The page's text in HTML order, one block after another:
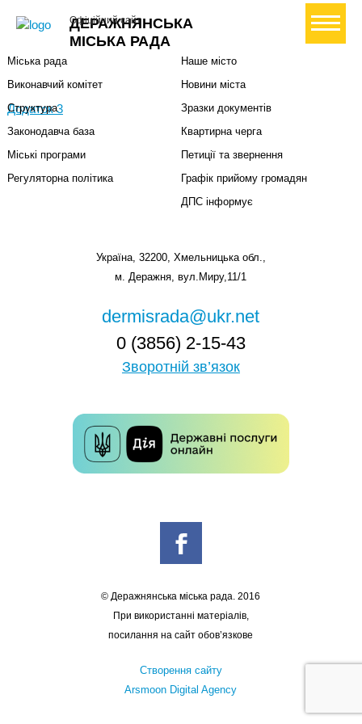
ДЕРАЖНЯНСЬКА
МІСЬКА РАДА
Офіційний сайт+ Створити петицію
Додаток 3
Міський голова
Міська рада
Виконавчий комітет
Структура
Законодавча база
Міські програми
Регуляторна політика
Наше місто
Новини міста
Зразки документів
Квартирна черга
Петиції та звернення
Графік прийому громадян
ДПС інформує
Україна, 32200, Хмельницька обл.,
м. Деражня, вул.Миру,11/1
dermisrada@ukr.net
0 (3856) 2-15-43
Зворотній зв’язок
© Деражнянська міська рада. 2016
При використанні матеріалів,
посилання на сайт обов’язкове
Створення сайту
Arsmoon Digital Agency